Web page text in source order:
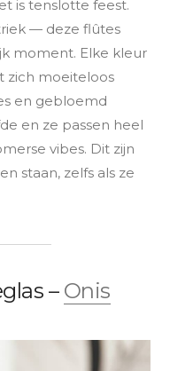
is tenslotte feest.
— deze flûtes
moment. Elke kleur
zich moeiteloos
en gebloemd
en ze passen heel
vibes. Dit zijn
staan, zelfs als ze
– Onis